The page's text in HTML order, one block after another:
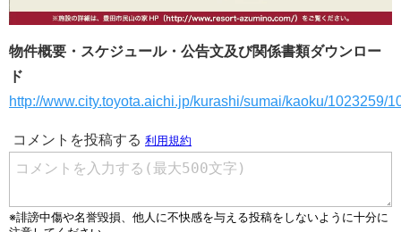
物件概要・スケジュール・公告文及び関係書類ダウンロー
ド
http://www.city.toyota.aichi.jp/kurashi/sumai/kaoku/1023259/